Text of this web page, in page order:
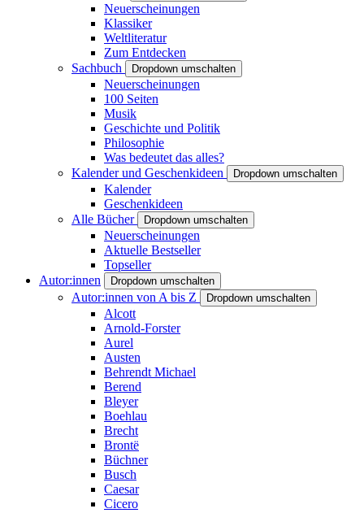
Neuerscheinungen
Klassiker
Weltliteratur
Zum Entdecken
Sachbuch
Dropdown umschalten
Neuerscheinungen
100 Seiten
Musik
Geschichte und Politik
Philosophie
Was bedeutet das alles?
Kalender und Geschenkideen
Dropdown umschalten
Kalender
Geschenkideen
Alle Bücher
Dropdown umschalten
Neuerscheinungen
Aktuelle Bestseller
Topseller
Autor:innen
Dropdown umschalten
Autor:innen von A bis Z Dropdown umschalten
Alcott
Arnold-Forster
Aurel
Austen
Behrendt Michael
Berend
Bleyer
Boehlau
Brecht
Brontë
Büchner
Busch
Caesar
Cicero